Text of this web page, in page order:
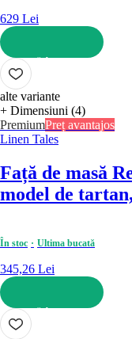
629 Lei
ADAUGĂ ÎN COȘ
alte variante
+ Dimensiuni (4)
PremiumPreț avantajos
Linen Tales
Față de masă
model de
În stoc Ultima bucată
345,26 Lei
ADAUGĂ ÎN COȘ